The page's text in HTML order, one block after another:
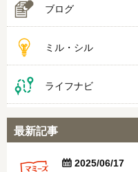
ブログ
ミル・シル
ライフナビ
最新記事
 2025/06/17